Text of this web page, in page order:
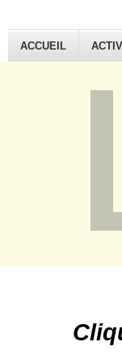
ACCUEIL